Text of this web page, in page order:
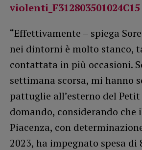
violenti_F312803501024C15
“Effettivamente – spiega
nei dintorni è molto stanco,
contattata in più occasioni.
settimana scorsa, mi hanno
pattuglie all’esterno del
domando, considerando che
Piacenza, con
2023, ha impegnato spesa di